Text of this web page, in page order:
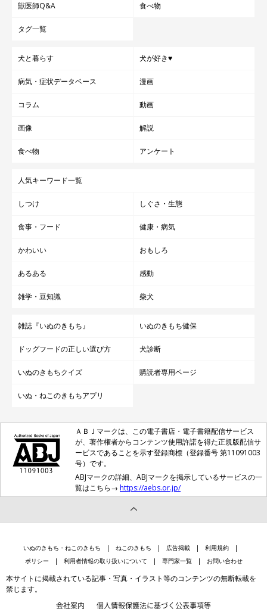
獣医師Q&A 食べ物
タグ一覧
犬と暮らす 犬が好き♥
病気・症状データベース 漫画
コラム 動画
画像 解説
食べ物 アンケート
人気キーワード一覧
しつけ しぐさ・生態
食事・フード 健康・病気
かわいい おもしろ
あるある 感動
雑学・豆知識 柴犬
雑誌『いぬのきもち』 いぬのきもち健保
ドッグフードの正しい選び方 犬診断
いぬのきもちクイズ 購読者専用ページ
いぬ・ねこのきもちアプリ
ＡＢＪマークは、この電子書店・電子書籍配信サービス
が、著作権者からコンテンツ使用許諾を得た正規版配信サ
ービスであることを示す登録商標（登録番号 第11091003
号）です。
ABJマークの詳細、ABJマークを掲示しているサービスの一
覧はこちら→ https://aebs.or.jp/
いぬのきもち・ねこのきもち ねこのきもち 広告掲載
利用規約
ポリシー
利用者情報の取り扱いについて 専門家一覧 お問い合わせ
本サイトに掲載されている記事・写真・イラスト等のコンテンツの無断転載を
禁じます。
会社案内 個人情報保護法に基づく公表事項等